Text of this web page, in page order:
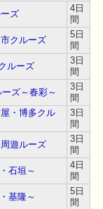
ズ
4日
間
クルーズ
5日
間
ルーズ
3日
間
ズ～春彩～
3日
間
・博多クル
3日
間
遊ルーズ
3日
間
石垣～
4日
間
基隆～
5日
間